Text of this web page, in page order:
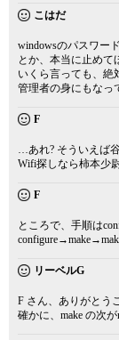
こはだ
windowsのパスワー
とか、本当に止めて
いくら言っても、絶
管理者の身にもなっ
F
…あれ? そういえば
Wifi探しなら柿本少
F
ところで、手順は
リーベルG
F さん、ありがとう
確かに、make の次